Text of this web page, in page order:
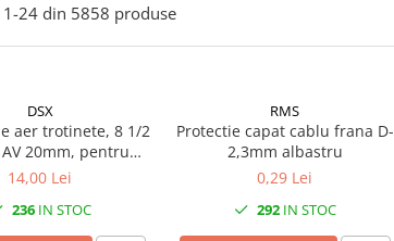
1-24 din 5858 produse
DSX
aer trotinete, 8 1/2
AV 20mm, pentru
M365/M365 Pro
14,00 Lei
236IN STOC
RMS
Protectie capat cablu frana D-
2,3mm albastru
0,29 Lei
292IN STOC